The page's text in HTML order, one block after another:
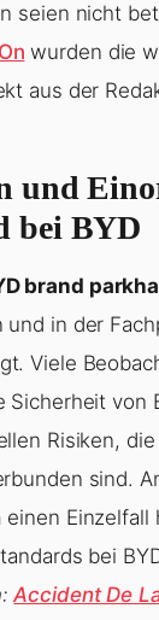
seien nicht
wurden die
aus der
und
bei BYD
brand
und in der
Viele
Sicherheit von
Risiken,
sind.
Einzelfall
bei
Accident De